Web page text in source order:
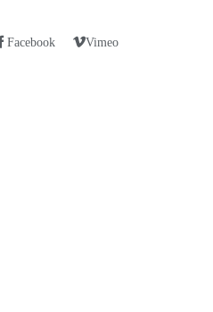
Facebook Vimeo